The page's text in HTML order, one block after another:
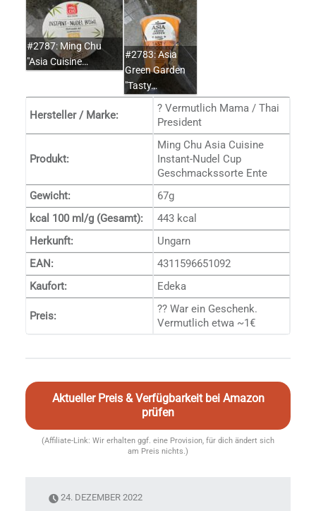
#2787: Ming Chu
"Asia Cuisine…
#2783: Asia
Green Garden
"Tasty…
Hersteller / Marke:
? Vermutlich Mama / Thai
President
Produkt:
Ming Chu Asia Cuisine
Instant-Nudel Cup
Geschmackssorte Ente
Gewicht:
67g
kcal 100 ml/g (Gesamt):
443 kcal
Herkunft:
Ungarn
EAN:
4311596651092
Kaufort:
Edeka
Preis:
?? War ein Geschenk.
Vermutlich etwa ~1€
Aktueller Preis & Verfügbarkeit bei Amazon
prüfen
(Affiliate-Link: Wir erhalten ggf. eine Provision, für dich ändert sich
am Preis nichts.)
24. DEZEMBER 2022